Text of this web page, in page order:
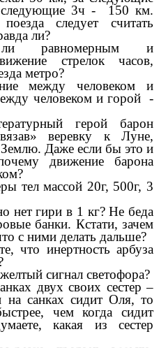
3ч - 150 км.
следует считать
ли?
ли равномерным и
стрелок часов,
метро?
между человеком и
человеком и горой -
герой барон
веревку к Луне,
Землю. Даже если бы это и
движение барона
тел массой 20г, 500г, 3
нет гири в 1 кг? Не беда
банки. Кстати, зачем
с ними делать дальше?
что инертность арбуза
сигнал светофора?
двух своих сестер –
санках сидит Оля, то
чем когда сидит
какая из сестер